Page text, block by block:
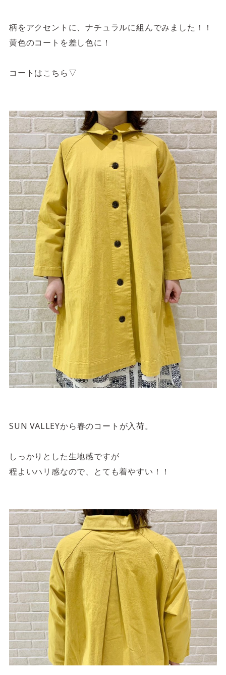
柄をアクセントに、ナチュラルに組んでみました！！
黄色のコートを差し色に！
コートはこちら▽
SUN VALLEYから春のコートが入荷。
しっかりとした生地感ですが
程よいハリ感なので、とても着やすい！！